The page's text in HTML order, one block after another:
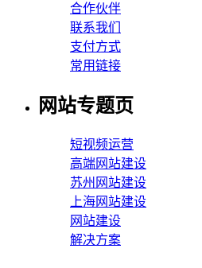
合作伙伴
联系我们
支付方式
常用链接
网站专题页
短视频运营
高端网站建设
苏州网站建设
上海网站建设
网站建设
解决方案